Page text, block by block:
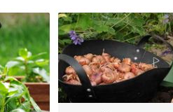
поливают. Все эти
влажная среда
выбранной формы кроны,